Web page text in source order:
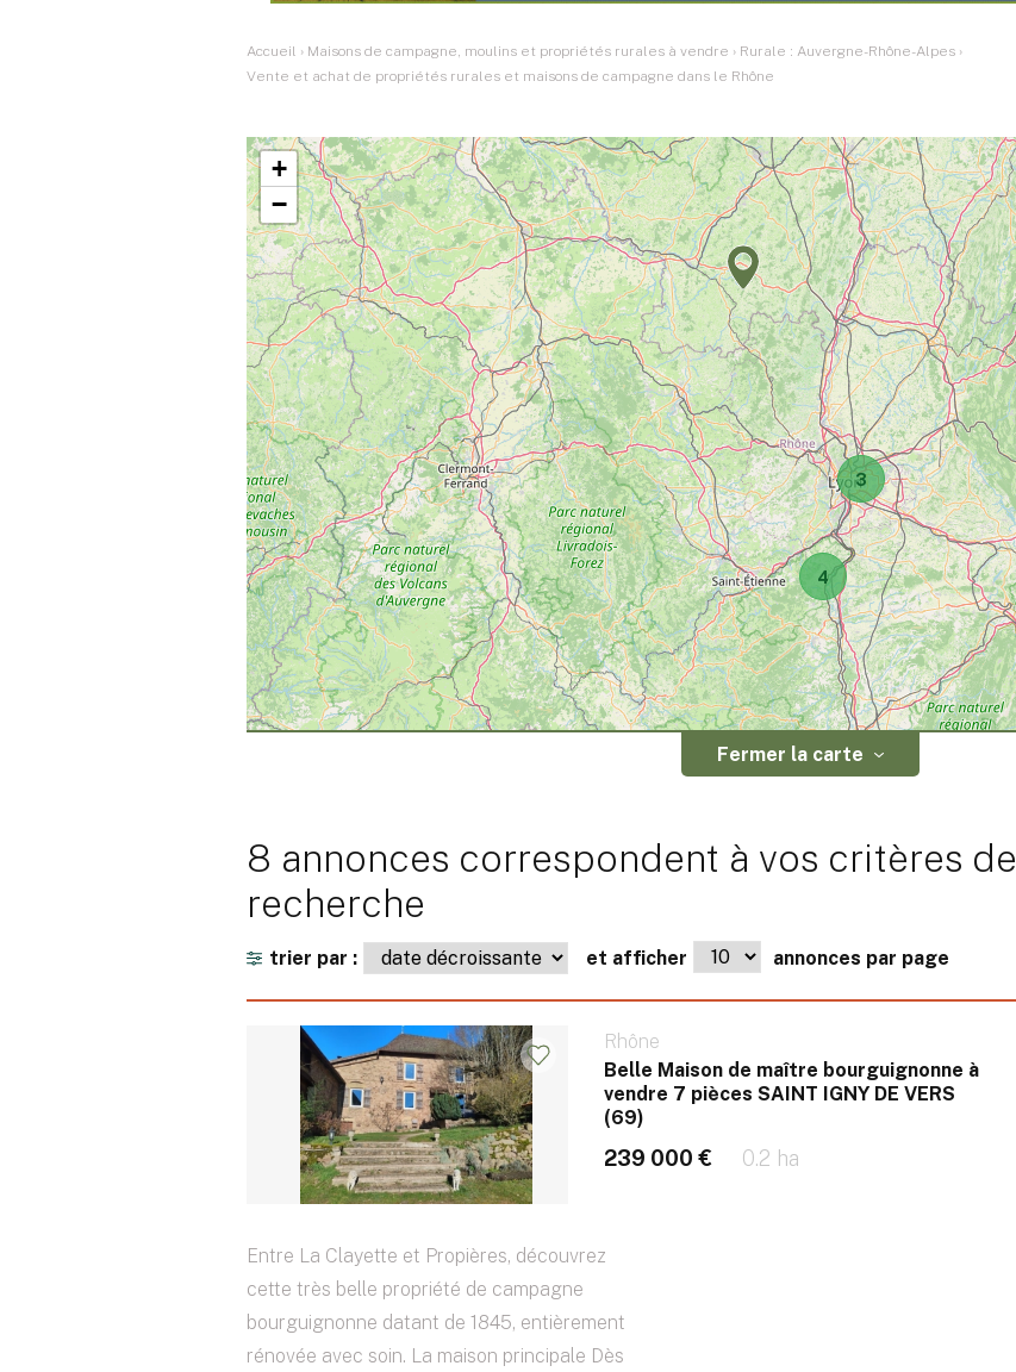
Accueil › Maisons de campagne, moulins et propriétés rurales à vendre › Rurale : Auvergne-Rhône-Alpes ›
Vente et achat de propriétés rurales et maisons de campagne dans le Rhône
3
4
+
−
Fermer la carte
8 annonces correspondent à vos critères de
recherche
trier par : et afficher annonces par page
Rhône
Belle Maison de maître bourguignonne à
vendre 7 pièces SAINT IGNY DE VERS
(69)
239 000 € 0.2 ha
Entre La Clayette et Propières, découvrez
cette très belle propriété de campagne
bourguignonne datant de 1845, entièrement
rénovée avec soin. La maison principale Dès